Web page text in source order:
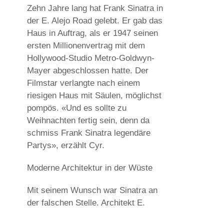
Zehn Jahre lang hat Frank Sinatra in
der E. Alejo Road gelebt. Er gab das
Haus in Auftrag, als er 1947 seinen
ersten Millionenvertrag mit dem
Hollywood-Studio Metro-Goldwyn-
Mayer abgeschlossen hatte. Der
Filmstar verlangte nach einem
riesigen Haus mit Säulen, möglichst
pompös. «Und es sollte zu
Weihnachten fertig sein, denn da
schmiss Frank Sinatra legendäre
Partys», erzählt Cyr.
Moderne Architektur in der Wüste
Mit seinem Wunsch war Sinatra an
der falschen Stelle. Architekt E.